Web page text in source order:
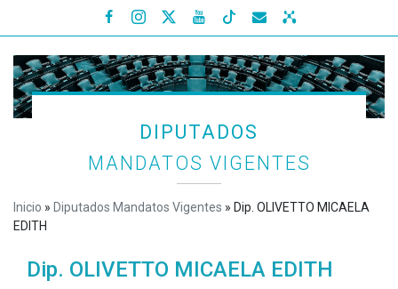
   
DIPUTADOS
MANDATOS VIGENTES
Inicio » Diputados Mandatos Vigentes » Dip. OLIVETTO MICAELA
EDITH
Dip. OLIVETTO MICAELA EDITH